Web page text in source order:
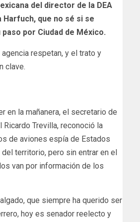
del director de la DEA
Harfuch, que no sé si se
por Ciudad de México.
respetan, y el trato y
clave.
en la mañanera, el secretario de
Ricardo Trevilla, reconoció la
de aviones espía de Estados
territorio, pero sin entrar en el
van por información de los
que siempre ha querido ser
hoy es senador reelecto y